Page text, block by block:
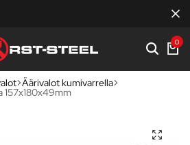
0
Äärivalot kumivarrella
157x180x49mm